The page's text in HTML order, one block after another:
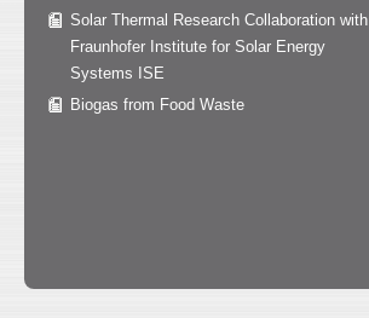
Solar Thermal Research Collaboration with
Fraunhofer Institute for Solar Energy
Systems ISE
Biogas from Food Waste